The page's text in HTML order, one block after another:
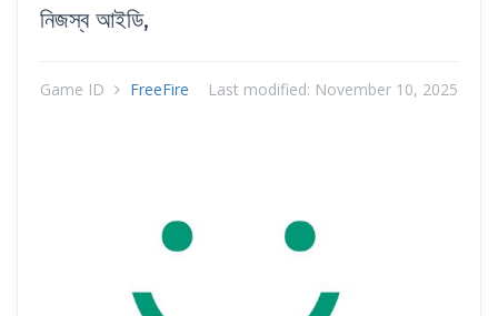
নিজস্ব আইডি,
Game ID FreeFire Last modified: November 10, 2025